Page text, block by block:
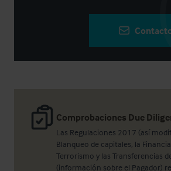
Comprobaciones Due
Las Regulaciones 2017 (así
Blanqueo de capitales, la
Terrorismo y las Transferencias
(información sobre el Pagador)